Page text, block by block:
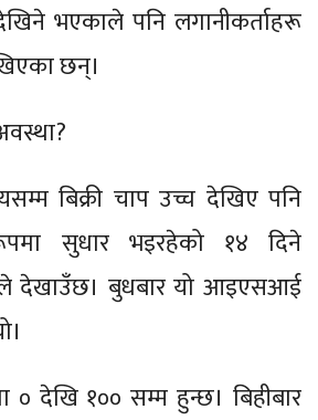
भएकाले पनि लगानीकर्ताहरू
छन्।
बिक्री चाप उच्च देखिए पनि
सुधार भइरहेको १४ दिने
बुधबार यो आइएसआई
देखि १०० सम्म हुन्छ। बिहीबार